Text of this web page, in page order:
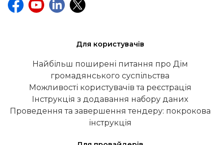
Для користувачів
Найбільш поширені питання про Дім
громадянського суспільства
Можливості користувачів та реєстрація
Інструкція з додавання набору даних
Проведення та завершення тендеру: покрокова
інструкція